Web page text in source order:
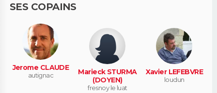
SES COPAINS
Jerome CLAUDE
autignac
Marieck STURMA
(DOYEN)
fresnoy le luat
Xavier LEFEBVRE
loudun